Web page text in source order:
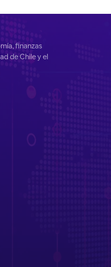
finanzas
de Chile y el